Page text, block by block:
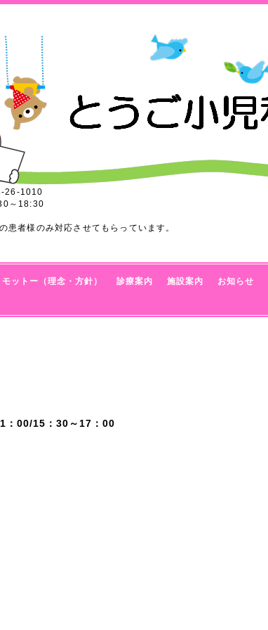
26-1010
～18:30
患者様のみ対応させてもらっています。
モットー（理念・方針） 診療案内 施設案内 お知らせ
：00/15：30～17：00